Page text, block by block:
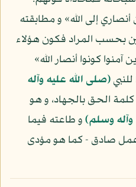
إلى الله» و مطابقته
بحسب المراد فكون هؤلاء
آمنوا كونوا أنصار الله»
(صلى الله عليه وآله
كلمة الحق بالجهاد، و هو
وآله وسلم)و طاعته فيما
صادق - كما هو مؤدى